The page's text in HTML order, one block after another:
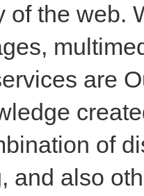
of the web.
are
of
and also